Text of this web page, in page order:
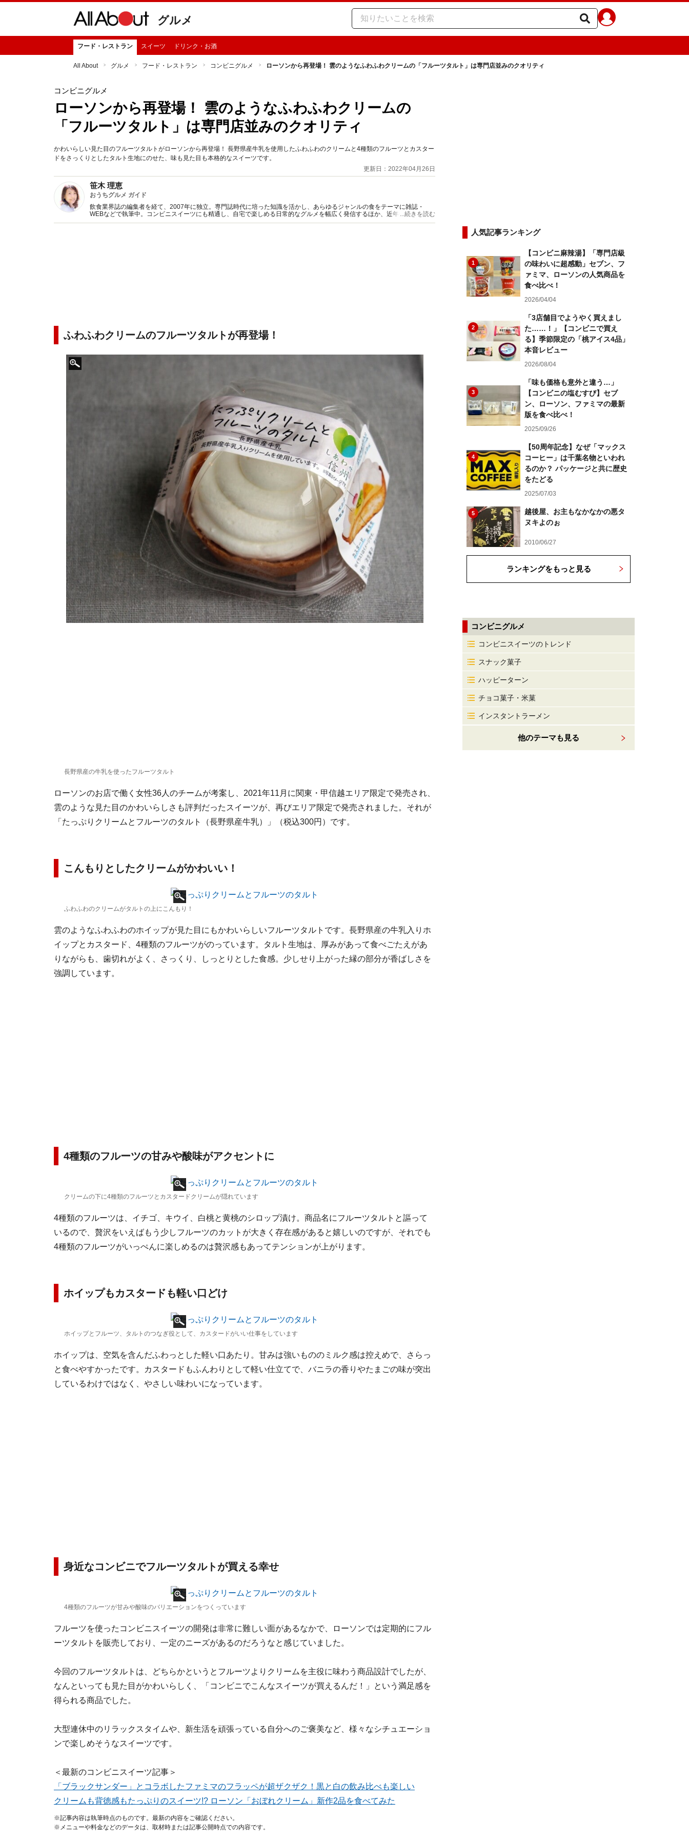
グルメ
フード・レストラン スイーツ ドリンク・お酒
All About グルメ フード・レストラン コンビニグルメ ローソンから再登場！ 雲のようなふわふわクリームの「フルーツタルト」は専門店並みのクオリティ
コンビニグルメ
ローソンから再登場！ 雲のようなふわふわクリームの
「フルーツタルト」は専門店並みのクオリティ
かわいらしい見た目のフルーツタルトがローソンから再登場！ 長野県産牛乳を使用したふわふわのクリームと4種類のフルーツとカスター
ドをさっくりとしたタルト生地にのせた、味も見た目も本格的なスイーツです。
更新日：2022年04月26日
笹木 理恵
おうちグルメ ガイド
飲食業界誌の編集者を経て、2007年に独立。専門誌時代に培った知識を活かし、あらゆるジャンルの食をテーマに雑誌・
WEBなどで執筆中。コンビニスイーツにも精通し、自宅で楽しめる日常的なグルメを幅広く発信するほか、近年は「食の未
来」への取り組みについても意欲的に取材活動を行っている。
...続きを読む
ふわふわクリームのフルーツタルトが再登場！
長野県産の牛乳を使ったフルーツタルト
ローソンのお店で働く女性36人のチームが考案し、2021年11月に関東・甲信越エリア限定で発売され、
雲のような見た目のかわいらしさも評判だったスイーツが、再びエリア限定で発売されました。それが
「たっぷりクリームとフルーツのタルト（長野県産牛乳）」（税込300円）です。
こんもりとしたクリームがかわいい！
ふわふわのクリームがタルトの上にこんもり！
雲のようなふわふわのホイップが見た目にもかわいらしいフルーツタルトです。長野県産の牛乳入りホ
イップとカスタード、4種類のフルーツがのっています。タルト生地は、厚みがあって食べごたえがあ
りながらも、歯切れがよく、さっくり、しっとりとした食感。少しせり上がった縁の部分が香ばしさを
強調しています。
4種類のフルーツの甘みや酸味がアクセントに
クリームの下に4種類のフルーツとカスタードクリームが隠れています
4種類のフルーツは、イチゴ、キウイ、白桃と黄桃のシロップ漬け。商品名にフルーツタルトと謳って
いるので、贅沢をいえばもう少しフルーツのカットが大きく存在感があると嬉しいのですが、それでも
4種類のフルーツがいっぺんに楽しめるのは贅沢感もあってテンションが上がります。
ホイップもカスタードも軽い口どけ
ホイップとフルーツ、タルトのつなぎ役として、カスタードがいい仕事をしています
ホイップは、空気を含んだふわっとした軽い口あたり。甘みは強いもののミルク感は控えめで、さらっ
と食べやすかったです。カスタードもふんわりとして軽い仕立てで、バニラの香りやたまごの味が突出
しているわけではなく、やさしい味わいになっています。
身近なコンビニでフルーツタルトが買える幸せ
4種類のフルーツが甘みや酸味のバリエーションをつくっています
フルーツを使ったコンビニスイーツの開発は非常に難しい面があるなかで、ローソンでは定期的にフル
ーツタルトを販売しており、一定のニーズがあるのだろうなと感じていました。
今回のフルーツタルトは、どちらかというとフルーツよりクリームを主役に味わう商品設計でしたが、
なんといっても見た目がかわいらしく、「コンビニでこんなスイーツが買えるんだ！」という満足感を
得られる商品でした。
大型連休中のリラックスタイムや、新生活を頑張っている自分へのご褒美など、様々なシチュエーショ
ンで楽しめそうなスイーツです。
＜最新のコンビニスイーツ記事＞
「ブラックサンダー」とコラボしたファミマのフラッペが超ザクザク！黒と白の飲み比べも楽しい
クリームも背徳感もたっぷりのスイーツ!? ローソン「おぼれクリーム」新作2品を食べてみた
※記事内容は執筆時点のものです。最新の内容をご確認ください。
※メニューや料金などのデータは、取材時または記事公開時点での内容です。
人気記事ランキング
1
【コンビニ麻辣湯】「専門店級
の味わいに超感動」セブン、フ
ァミマ、ローソンの人気商品を
食べ比べ！
2026/04/04
2
「3店舗目でようやく買えまし
た……！」【コンビニで買え
る】季節限定の「桃アイス4品」
本音レビュー
2026/08/04
3
「味も価格も意外と違う…」
【コンビニの塩むすび】セブ
ン、ローソン、ファミマの最新
版を食べ比べ！
2025/09/26
4
【50周年記念】なぜ「マックス
コーヒー」は千葉名物といわれ
るのか？ パッケージと共に歴史
をたどる
2025/07/03
5
越後屋、お主もなかなかの悪タ
ヌキよのぉ
2010/06/27
ランキングをもっと見る
コンビニグルメ
コンビニスイーツのトレンド
スナック菓子
ハッピーターン
チョコ菓子・米菓
インスタントラーメン
他のテーマも見る